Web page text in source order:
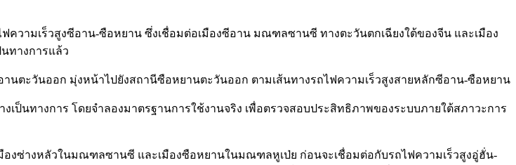
ความเร็วสูงซีอาน-ซือหยาน ซึ่งเชื่อมต่อเมืองซีอาน มณฑลซานซี ทางตะวันตกเฉียงใต้ของจีน และเมือง
ทางการแล้ว
านตะวันออก มุ่งหน้าไปยังสถานีซือหยานตะวันออก ตามเส้นทางรถไฟความเร็วสูงสายหลักซีอาน-ซือหยาน
ป็นทางการ โดยจำลองมาตรฐานการใช้งานจริง เพื่อตรวจสอบประสิทธิภาพของระบบภายใต้สภาวะการ
งซ่างหลัวในมณฑลซานซี และเมืองซือหยานในมณฑลหูเป่ย ก่อนจะเชื่อมต่อกับรถไฟความเร็วสูงอู่ฮั่น-